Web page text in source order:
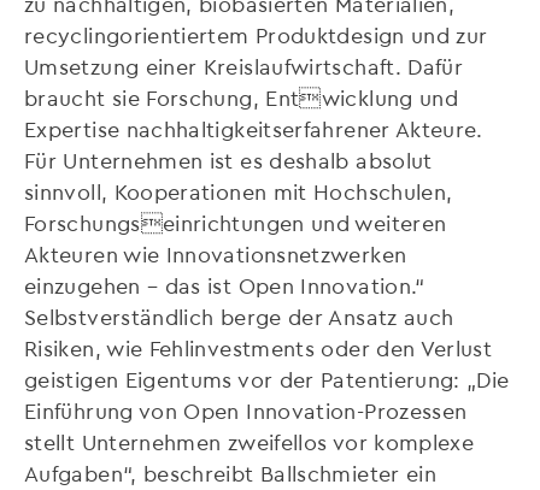
recyclingorientiertem Produktdesign und zur
Umsetzung einer Kreislaufwirtschaft. Dafür
braucht sie Forschung, Entwicklung und
Expertise nachhaltigkeitserfahrener Akteure.
Für Unternehmen ist es deshalb absolut
sinnvoll, Kooperationen mit Hochschulen,
Forschungseinrichtungen und weiteren
Akteuren wie Innovationsnetzwerken
einzugehen – das ist Open Innovation.“
Selbstverständlich berge der Ansatz auch
Risiken, wie Fehlinvestments oder den Verlust
geistigen Eigentums vor der Patentierung: „Die
Einführung von Open Innovation-Prozessen
stellt Unternehmen zweifellos vor komplexe
Aufgaben“, beschreibt Ballschmieter ein